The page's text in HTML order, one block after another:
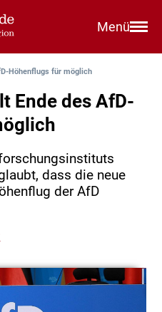
Menü
Höhenflugs für möglich
Ende des AfD-
dass die neue
der AfD